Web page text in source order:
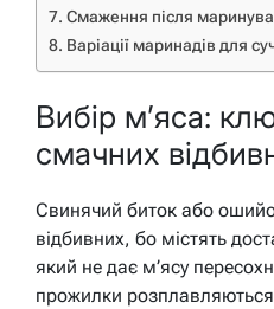
Смаження після
Варіації маринадів для
Вибір м’яса:
смачних
Свинячий биток або
відбивних, бо містять
який не дає м’ясу
прожилки